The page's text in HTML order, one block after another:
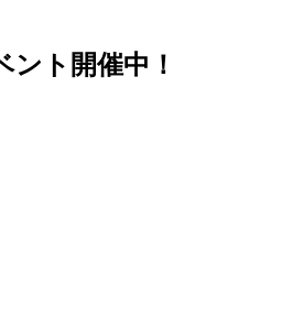
ント開催中！